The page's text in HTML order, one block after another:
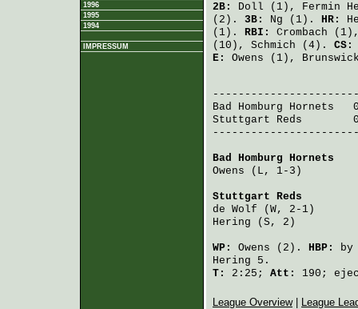
1996
1995
1994
IMPRESSUM
2B: Doll (1), Fermin
(2). 3B: Ng (1). HR:
(1). RBI: Crombach
(10), Schmich (4).
E: Owens (1),
Bad Homburg Hornets
Stuttgart Reds
Bad Homburg Hornets
Owens (L, 1-3)
Stuttgart Reds
de Wolf (W, 2-1)
Hering (S, 2)
WP: Owens (2). HBP:
Hering 5.
T:
2:25; Att: 190;
League Overview| League